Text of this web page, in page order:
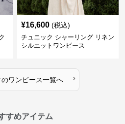
¥16,600 (税込)
チュニック シャーリング リネン
シルエットワンピース
のワンピース一覧へ ›
すめアイテム